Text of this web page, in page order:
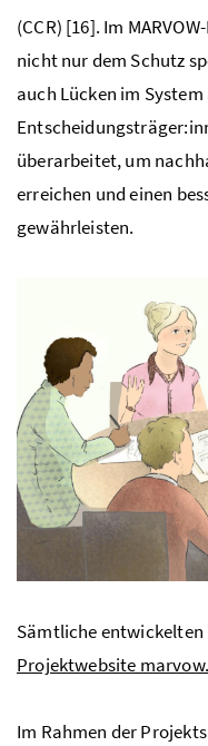
(CCR) [16]. Im
nicht nur dem Schutz
auch Lücken im
überarbeitet, um
erreichen und einen
gewährleisten.
Sämtliche
Projektwebsite
Im Rahmen der